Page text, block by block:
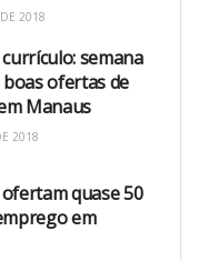
2018
semana
ofertas de
Manaus
2018
quase 50
em